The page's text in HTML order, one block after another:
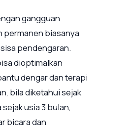
gangguan
permanen biasanya
pendengaran.
dioptimalkan
dengar dan terapi
bila diketahui sejak
usia 3 bulan,
bicara dan